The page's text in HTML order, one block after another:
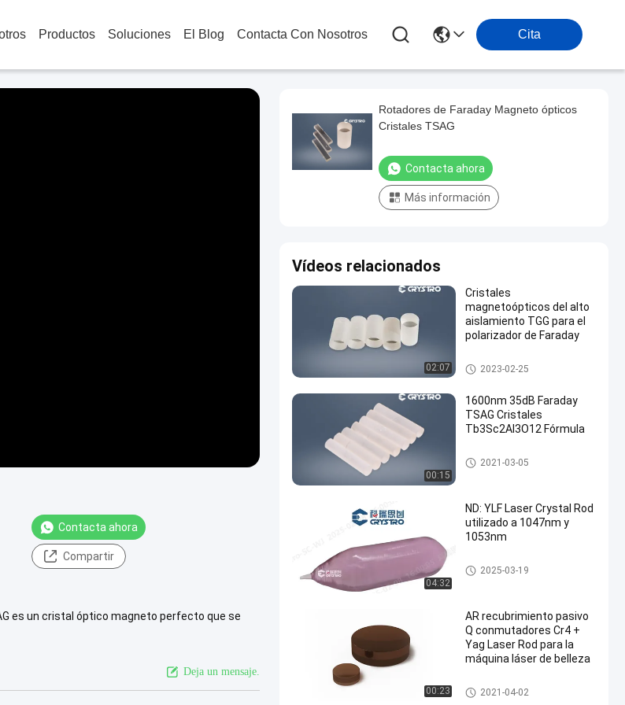
Productos Soluciones El Blog Contacta Con Nosotros Cita
Contacta ahora
Compartir
es un cristal óptico magneto perfecto que se
Deja un mensaje.
Rotadores de Faraday Magneto ópticos
Cristales TSAG
Contacta ahora
Más información
Vídeos relacionados
02:07
Cristales
magnetoópticos del alto
aislamiento TGG para el
polarizador de Faraday
Cristales magnetoópticos
2023-02-25
00:15
1600nm 35dB Faraday
TSAG Cristales
Tb3Sc2Al3O12 Fórmula
Cristal de TSAG
2021-03-05
04:32
ND: YLF Laser Crystal Rod
utilizado a 1047nm y
1053nm
Cristales láser
2025-03-19
00:23
AR recubrimiento pasivo
Q conmutadores Cr4 +
Yag Laser Rod para la
máquina láser de belleza
Cristales láser
2021-04-02